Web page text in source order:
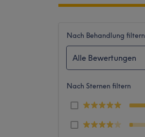
Nach Behandlung filtern
Alle Bewertungen
Nach Sternen filtern